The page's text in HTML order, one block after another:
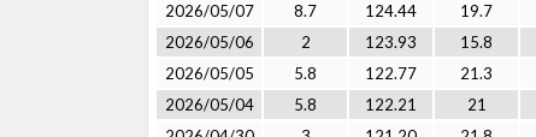
2026/05/07
8.7 124.44 19.7
2026/05/06
2 123.93 15.8
2026/05/05
5.8 122.77 21.3
2026/05/04
5.8 122.21 21